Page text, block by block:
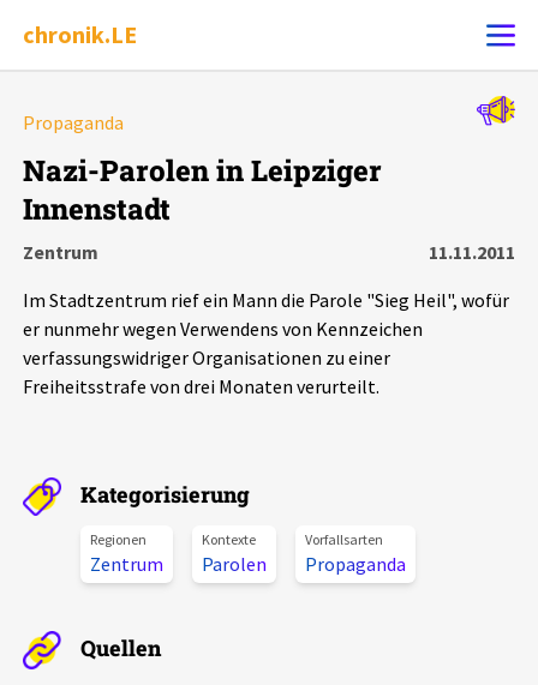
chronik.LE
Chronik
Leipziger Zustände
Phänomene
Aktuelles
Alle Beiträge
Über uns
Propaganda
Nazi-Parolen in Leipziger
Innenstadt
Zentrum
11.11.2011
Im Stadtzentrum rief ein Mann die Parole "Sieg Heil", wofür
er nunmehr wegen Verwendens von Kennzeichen
verfassungswidriger Organisationen zu einer
Freiheitsstrafe von drei Monaten verurteilt.
Kategorisierung
Regionen
Zentrum
Kontexte
Parolen
Vorfallsarten
Propaganda
Quellen
Alle Ereignisse
Ereignisse
Ereignisse